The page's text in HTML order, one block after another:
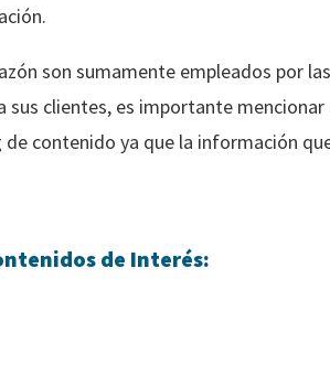
son sumamente empleados por
sus clientes, es importante
contenido ya que la información
de Interés: